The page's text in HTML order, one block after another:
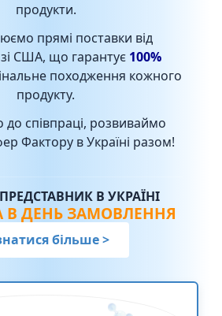
продукти.
прямі поставки від
США, що гарантує 100%
походження кожного
продукту.
співпраці, розвиваймо
Фактору в Україні разом!
В УКРАЇНІ
В ДЕНЬ ЗАМОВЛЕННЯ
більше>